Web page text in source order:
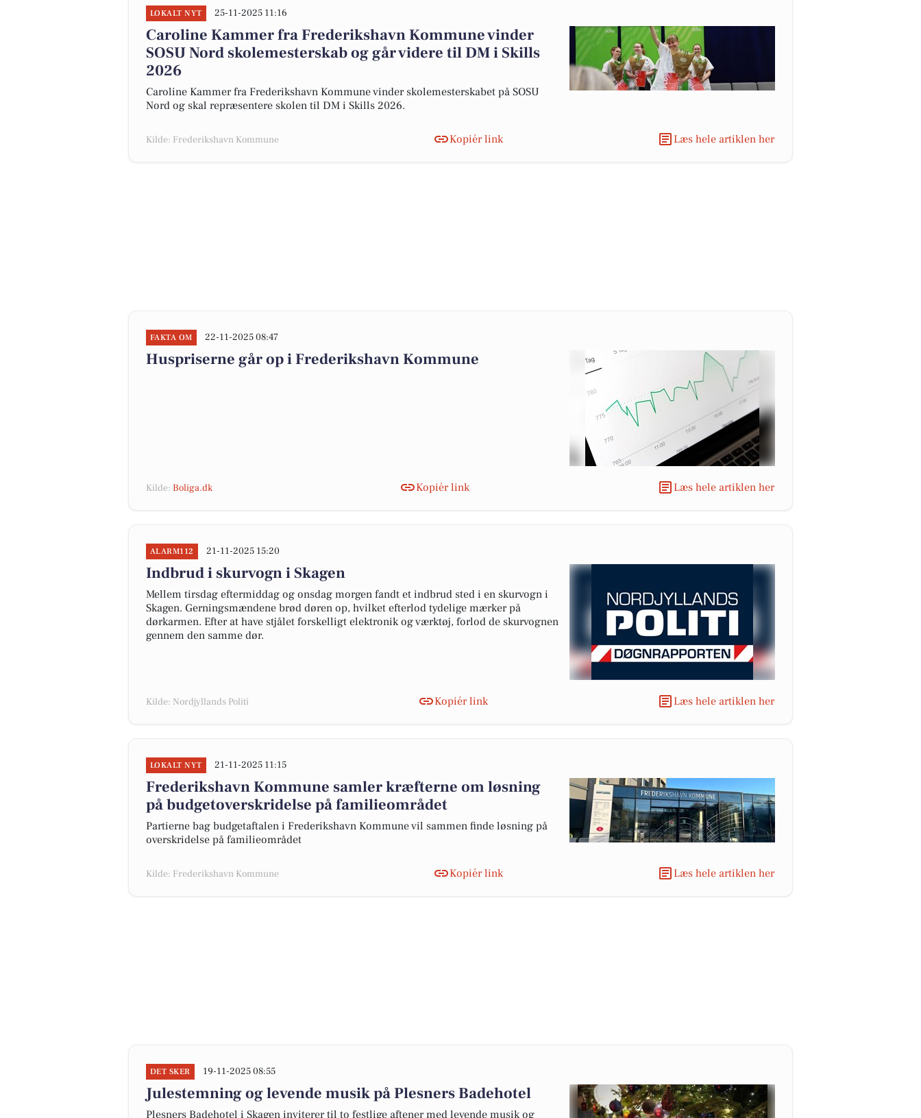
LOKALT NYT 25-11-2025 11:16
Caroline Kammer fra Frederikshavn Kommune vinder
SOSU Nord skolemesterskab og går videre til DM i Skills
2026
Caroline Kammer fra Frederikshavn Kommune vinder skolemesterskabet på SOSU
Nord og skal repræsentere skolen til DM i Skills 2026.
Kilde: Frederikshavn Kommune Kopiér link Læs hele artiklen her
FAKTA OM 22-11-2025 08:47
Huspriserne går op i Frederikshavn Kommune
Kilde: Boliga.dk Kopiér link Læs hele artiklen her
ALARM112 21-11-2025 15:20
Indbrud i skurvogn i Skagen
Mellem tirsdag eftermiddag og onsdag morgen fandt et indbrud sted i en skurvogn i
Skagen. Gerningsmændene brød døren op, hvilket efterlod tydelige mærker på
dørkarmen. Efter at have stjålet forskelligt elektronik og værktøj, forlod de skurvognen
gennem den samme dør.
Kilde: Nordjyllands Politi Kopiér link Læs hele artiklen her
LOKALT NYT 21-11-2025 11:15
Frederikshavn Kommune samler kræfterne om løsning
på budgetoverskridelse på familieområdet
Partierne bag budgetaftalen i Frederikshavn Kommune vil sammen finde løsning på
overskridelse på familieområdet
Kilde: Frederikshavn Kommune Kopiér link Læs hele artiklen her
DET SKER 19-11-2025 08:55
Julestemning og levende musik på Plesners Badehotel
Plesners Badehotel i Skagen inviterer til to festlige aftener med levende musik og